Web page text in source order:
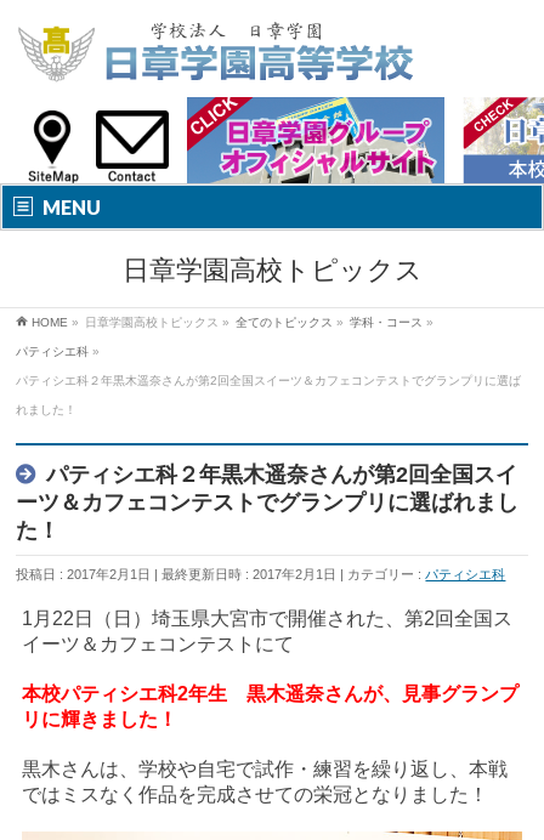
MENU
日章学園高校トピックス
HOME » 日章学園高校トピックス » 全てのトピックス » 学科・コース »
パティシエ科 »
パティシエ科２年黒木遥奈さんが第2回全国スイーツ＆カフェコンテストでグランプリに選ば
れました！
パティシエ科２年黒木遥奈さんが第2回全国スイ
ーツ＆カフェコンテストでグランプリに選ばれまし
た！
投稿日 : 2017年2月1日 最終更新日時 : 2017年2月1日 カテゴリー : パティシエ科
1月22日（日）埼玉県大宮市で開催された、第2回全国ス
イーツ＆カフェコンテストにて
本校パティシエ科2年生 黒木遥奈さんが、見事グランプ
リに輝きました！
黒木さんは、学校や自宅で試作・練習を繰り返し、本戦
ではミスなく作品を完成させての栄冠となりました！